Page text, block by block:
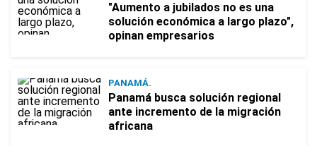
"Aumento a jubilados no es una
solución económica a largo plazo",
opinan empresarios
PANAMÁ.
Panamá busca solución regional
ante incremento de la migración
africana